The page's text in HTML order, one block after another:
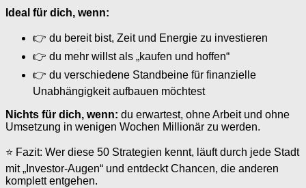
Ideal für dich, wenn:
👉 du bereit bist, Zeit und Energie zu investieren
👉 du mehr willst als „kaufen und hoffen“
👉 du verschiedene Standbeine für finanzielle
Unabhängigkeit aufbauen möchtest
Nichts für dich, wenn: du erwartest, ohne Arbeit und ohne
Umsetzung in wenigen Wochen Millionär zu werden.
⭐ Fazit: Wer diese 50 Strategien kennt, läuft durch jede Stadt
mit „Investor-Augen“ und entdeckt Chancen, die anderen
komplett entgehen.